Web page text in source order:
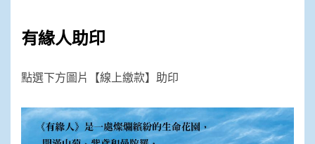
有緣人助印
點選下方圖片【線上繳款】助印